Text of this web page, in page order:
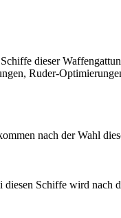
dieser
Ruder-
nach der Wahl
Schiffe wird nach